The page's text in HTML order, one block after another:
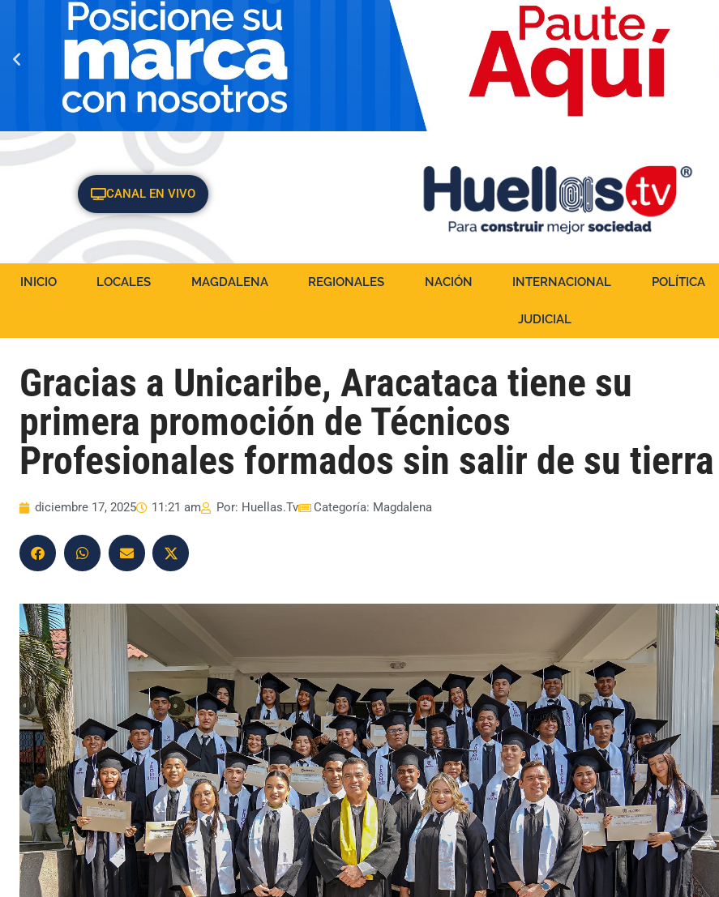
CANAL EN VIVO
INICIO LOCALES MAGDALENA REGIONALES NACIÓN INTERNACIONAL POLÍTICA
JUDICIAL
Gracias a Unicaribe, Aracataca tiene su
primera promoción de Técnicos
Profesionales formados sin salir de su tierra
diciembre 17, 2025 11:21 am Por: Huellas.Tv Categoría: Magdalena